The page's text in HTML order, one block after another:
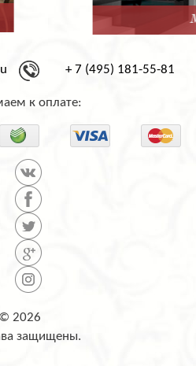
+ 7 (495) 181-55-81
к оплате:
© 2026
защищены.